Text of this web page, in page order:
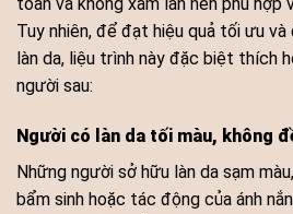
Tuy nhiên, để đạt hiệu quả tối ưu
làn da, liệu trình này đặc biệt thích
người sau:
Người có làn da tối màu, không
Những người sở hữu làn da sạm
bẩm sinh hoặc tác động của ánh